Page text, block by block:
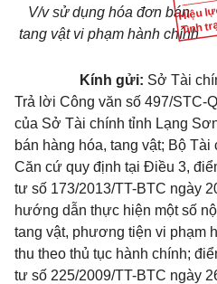
Hiệu
Tình
V/v sử dụng hóa đơn bán
tang vật vi phạm hành chính
Kính gửi: Sở Tài
Trả lời Công văn số 497/STC-
của Sở Tài chính tỉnh Lạng
bán hàng hóa, tang vật; Bộ
Căn cứ quy định tại Điều 3,
tư số 173/2013/TT-BTC ngày
hướng dẫn thực hiện một số
tang vật, phương tiện vi phạm
thu theo thủ tục hành chính;
tư số 225/2009/TT-BTC ngày